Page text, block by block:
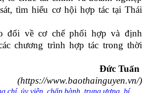
tìm hiểu cơ hội hợp tác tại Thái
đổi về cơ chế phối hợp và định
chương trình hợp tác trong thời
Đức Tuấn
(https://www.baothainguyen.vn/)